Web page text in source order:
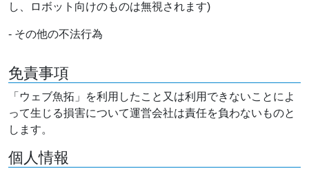
し、ロボット向けのものは無視されます)
- その他の不法行為
免責事項
「ウェブ魚拓」を利用したこと又は利用できないことによ
って生じる損害について運営会社は責任を負わないものと
します。
個人情報